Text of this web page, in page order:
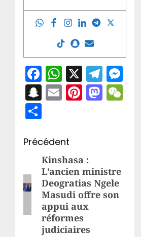
Facebook
WhatsApp
X
Snapchat
EmailPinterest
Navigation
d’article
Précédent
Article
précédent:
Kinshasa :
L’ancien ministre
Deogratias Ngele
Masudi offre son
appui aux
réformes
judiciaires